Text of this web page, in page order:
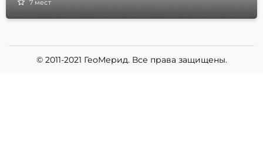
7 мест
© 2011-2021 ГеоМерид. Все права защищены.